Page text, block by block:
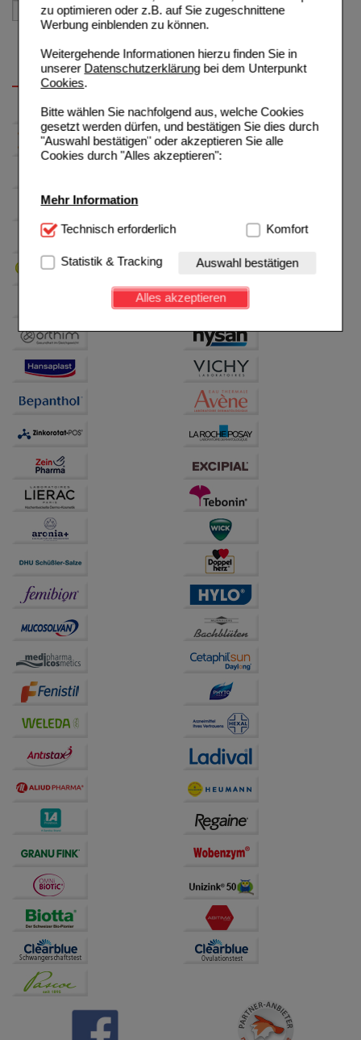
zu optimieren oder z.B. auf Sie zugeschnittene
Werbung einblenden zu können.
Weitergehende Informationen hierzu finden Sie in
unserer Datenschutzerklärungbei dem Unterpunkt
Cookies.
Bitte wählen Sie nachfolgend aus, welche Cookies
gesetzt werden dürfen, und bestätigen Sie dies durch
"Auswahl bestätigen" oder akzeptieren Sie alle
Cookies durch "Alles akzeptieren":
Mehr Information
Technisch Notwendig:Hierbei handelt es sich um
Website notwendig sind (z.B. Navigation, Warenkorb,
Kundenkonto), weshalb auf diese nicht verzichtet
werden kann.
Einkaufserlebnis noch ansprechender zu gestalten,
beispielsweise für die Wiedererkennung des
Besuchers oder unsere Seite an bevorzugte
Verhaltensweisen (z.B. Spracheinstellung)
anzupassen. Komfort-Cookies ermöglichen es uns
auch auf Ihre Bedürfnisse zugeschrittene Inhalte
betreiben.
Statistik & Tracking:
Hierüber lassen sich
Informationen über die Art und Weise der Nutzung
unserer Website sammeln, mit deren Hilfe wir unsere
Website weiter für Sie optimieren können, den Inhalt
auf unserer Website aber auch die Werbung auf
Drittseiten möglichst relevant für Sie zu gestalten.
Bitte beachten Sie, dass Daten hierfür teilweise an
Dritte wie z.B. Google oder soziale Medien
Technisch erforderlich Komfort
Statistik & Tracking Auswahl bestätigen
Alles akzeptieren